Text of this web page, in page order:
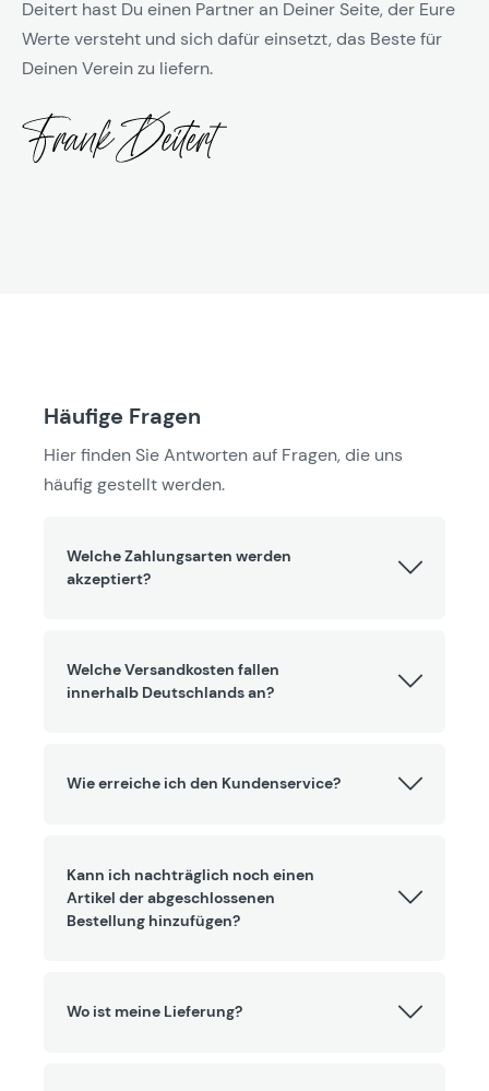
Deitert hast Du einen Partner an Deiner Seite, der Eure
Werte versteht und sich dafür einsetzt, das Beste für
Deinen Verein zu liefern.
Häufige Fragen
Hier finden Sie Antworten auf Fragen, die uns
häufig gestellt werden.
Welche Zahlungsarten werden
akzeptiert?
Welche Versandkosten fallen
innerhalb Deutschlands an?
Wie erreiche ich den Kundenservice?
Kann ich nachträglich noch einen
Artikel der abgeschlossenen
Bestellung hinzufügen?
Wo ist meine Lieferung?